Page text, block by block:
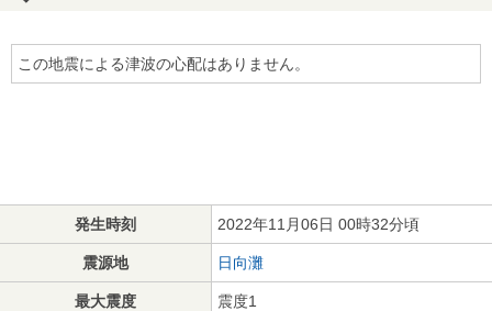
この地震による津波の心配はありません。
発生時刻 2022年11月06日 00時32分頃
震源地 日向灘
最大震度 震度1